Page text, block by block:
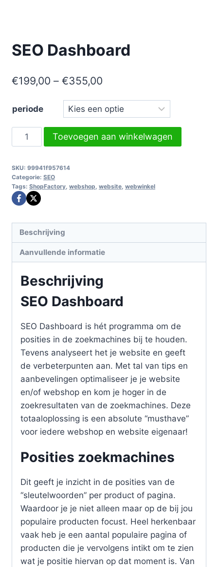
SEO Dashboard
€199,00 – €355,00
periode
SEO
Dashboard
Toevoegen aan winkelwagen
SKU: 99941f957614
Categorie: SEO
Tags: ShopFactory webshop website webwinkel
Beschrijving
Aanvullende informatie
Beschrijving
SEO Dashboard
SEO Dashboard is hét programma om de
posities in de zoekmachines bij te houden.
Tevens analyseert het je website en geeft
de verbeterpunten aan. Met tal van tips en
aanbevelingen optimaliseer je je website
en/of webshop en kom je hoger in de
zoekresultaten van de zoekmachines. Deze
totaaloplossing is een absolute “musthave”
voor iedere webshop en website eigenaar!
Posities zoekmachines
Dit geeft je inzicht in de posities van de
“sleutelwoorden” per product of pagina.
Waardoor je je niet alleen maar op de bij jou
populaire producten focust. Heel herkenbaar
vaak heb je een aantal populaire pagina of
producten die je vervolgens intikt om te zien
wat je positie hiervan op dat moment is. Van